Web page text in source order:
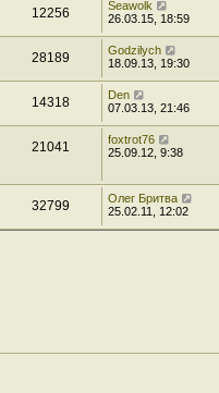
12256
Seawolk
26.03.15, 18:59
28189
Godzilych
18.09.13, 19:30
14318
Den
07.03.13, 21:46
21041
foxtrot76
25.09.12, 9:38
32799
Олег Бритва
25.02.11, 12:02